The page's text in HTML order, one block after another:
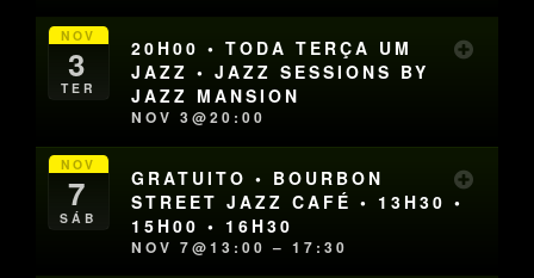
NOV
3
TER
20H00 • TODA TERÇA UM
JAZZ • JAZZ SESSIONS BY
JAZZ MANSION
NOV 3@20:00
NOV
7
SÁB
GRATUITO • BOURBON
STREET JAZZ CAFÉ • 13H30 •
15H00 • 16H30
NOV 7@13:00 – 17:30